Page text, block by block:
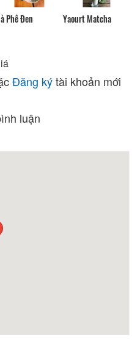
Phê Đen Yaourt Matcha
Đăng kýtài khoản mới
luận